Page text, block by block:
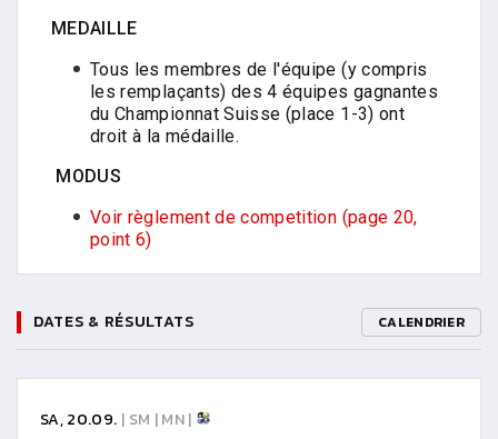
MEDAILLE
Tous les membres de l'équipe (y compris
les remplaçants) des 4 équipes gagnantes
du Championnat Suisse (place 1-3) ont
droit à la médaille.
MODUS
Voir règlement de competition (page 20,
point 6)
DATES & RÉSULTATS CALENDRIER
SA, 20.09. | SM | MN |